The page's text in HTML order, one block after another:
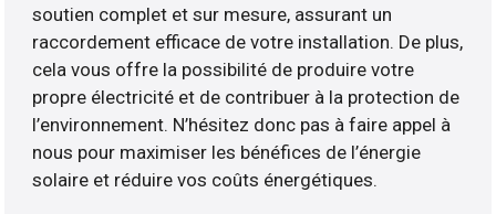
soutien complet et sur mesure, assurant un
raccordement efficace de votre installation. De plus,
cela vous offre la possibilité de produire votre
propre électricité et de contribuer à la protection de
l’environnement. N’hésitez donc pas à faire appel à
nous pour maximiser les bénéfices de l’énergie
solaire et réduire vos coûts énergétiques.